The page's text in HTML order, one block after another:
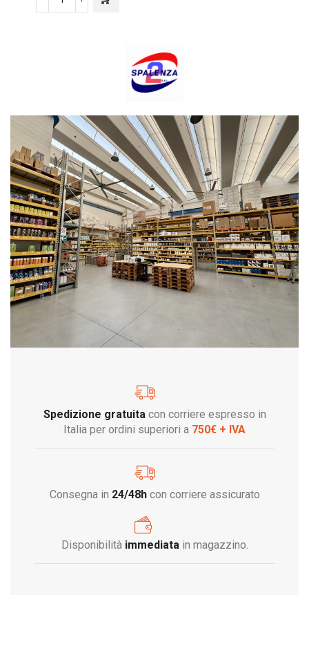
Spedizione gratuita con corriere espresso in
Italia per ordini superiori a 750€ + IVA
Consegna in 24/48hcon corriere assicurato
Disponibilità immediata in magazzino.